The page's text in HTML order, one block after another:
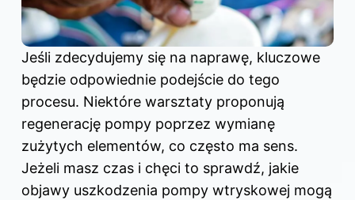
Jeśli zdecydujemy się na naprawę, kluczowe
będzie odpowiednie podejście do tego
procesu. Niektóre warsztaty proponują
regenerację pompy poprzez wymianę
zużytych elementów, co często ma sens.
Jeżeli masz czas i chęci to sprawdź, jakie
objawy uszkodzenia pompy wtryskowej mogą